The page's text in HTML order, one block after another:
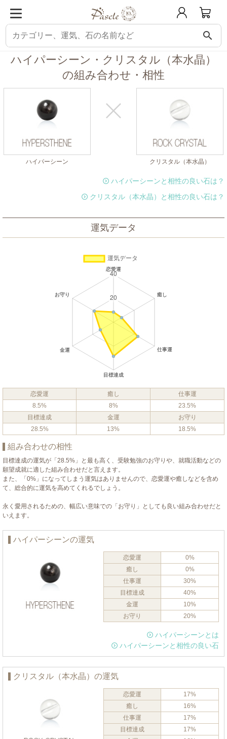
search
パスクル 組み合わせ・相性チェック ハイパーシーンと相性の良い石 ハイ
ハイパーシーン・クリスタル（本水晶）
の組み合わせ・相性
ハイパーシーン クリスタル（本水晶）
ハイパーシーンと相性の良い石は？
クリスタル（本水晶）と相性の良い石は？
運気データ
恋愛運 癒し
仕事運
8.5%
8%
23.5%
目標達成
金運
お守り
28.5%
13% 18.5%
組み合わせの相性
目標達成の運気が「28.5%」と最も高く、受験勉強のお守りや、就職活動などの
願望成就に適した組み合わせだと言えます。
また、「0%」になってしまう運気はありませんので、恋愛運や癒しなどを含め
て、総合的に運気を高めてくれるでしょう。
永く愛用されるための、幅広い意味での「お守り」としても良い組み合わせだと
いえます。
ハイパーシーンの運気
恋愛運
0%
癒し
0%
仕事運
30%
目標達成
40%
金運
10%
お守り
20%
ハイパーシーンとは
ハイパーシーンと相性の良い石
クリスタル（本水晶）の運気
恋愛運
17%
癒し
16%
仕事運
17%
目標達成
17%